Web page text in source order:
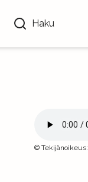
Haku
© Tekijänoikeus: